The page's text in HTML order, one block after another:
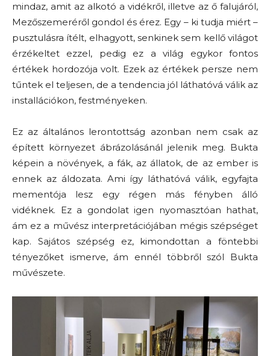
mindaz, amit az alkotó a vidékről, illetve az ő falujáról,
Mezőszemeréről gondol és érez. Egy – ki tudja miért –
pusztulásra ítélt, elhagyott, senkinek sem kellő világot
érzékeltet ezzel, pedig ez a világ egykor fontos
értékek hordozója volt. Ezek az értékek persze nem
tűntek el teljesen, de a tendencia jól láthatóvá válik az
installációkon, festményeken.
Ez az általános lerontottság azonban nem csak az
épített környezet ábrázolásánál jelenik meg. Bukta
képein a növények, a fák, az állatok, de az ember is
ennek az áldozata. Ami így láthatóvá válik, egyfajta
mementója lesz egy régen más fényben álló
vidéknek. Ez a gondolat igen nyomasztóan hathat,
ám ez a művész interpretációjában mégis szépséget
kap. Sajátos szépség ez, kimondottan a föntebbi
tényezőket ismerve, ám ennél többről szól Bukta
művészete.